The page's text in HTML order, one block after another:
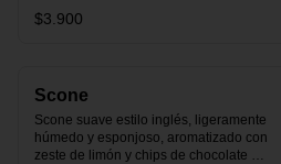
$3.900
Scone
Scone suave estilo inglés, ligeramente
húmedo y esponjoso, aromatizado con
zeste de limón y chips de chocolate